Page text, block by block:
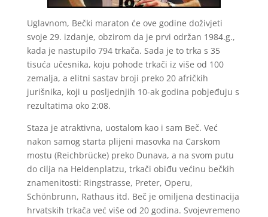
Uglavnom, Bečki maraton će ove godine doživjeti
svoje 29. izdanje, obzirom da je prvi održan 1984.g.,
kada je nastupilo 794 trkača. Sada je to trka s 35
tisuća učesnika, koju pohode trkači iz više od 100
zemalja, a elitni sastav broji preko 20 afričkih
jurišnika, koji u posljednjih 10-ak godina pobjeđuju s
rezultatima oko 2:08.
Staza je atraktivna, uostalom kao i sam Beč. Već
nakon samog starta plijeni masovka na Carskom
mostu (Reichbrücke) preko Dunava, a na svom putu
do cilja na Heldenplatzu, trkači obiđu većinu bečkih
znamenitosti: Ringstrasse, Preter, Operu,
Schönbrunn, Rathaus itd. Beč je omiljena destinacija
hrvatskih trkača već više od 20 godina. Svojevremeno